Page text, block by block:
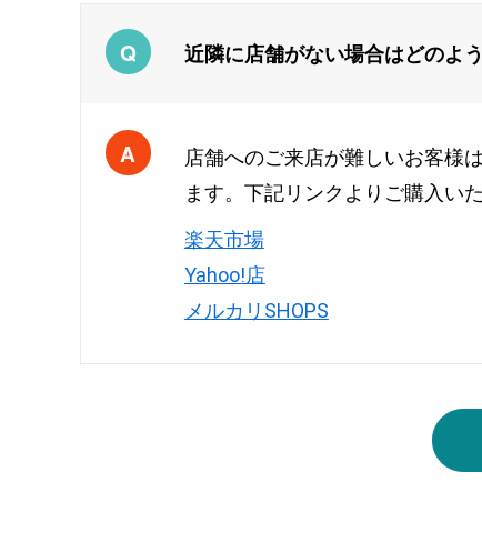
近隣に店舗がない場合はどのよ
店舗へのご来店が難しいお客様
ます。下記リンクよりご購入い
楽天市場
Yahoo!店
メルカリSHOPS